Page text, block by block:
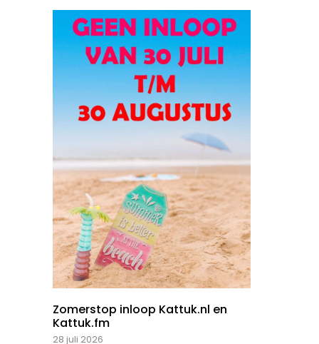
Zomerstop inloop Kattuk.nl en
Kattuk.fm
28 juli 2026